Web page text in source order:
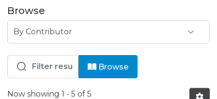
Browse
Browsing ISPG - CID - Centro de
Browse
Now showing 1 - 5 of 5